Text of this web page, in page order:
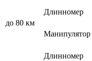
до 80 км
Длинномер
Манипулятор
Длинномер